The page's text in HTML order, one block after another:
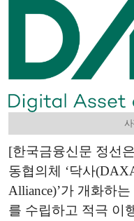
[한국금융신문 정선
동협의체 ‘닥사
Alliance)’가 개화하
를 수립하고 적극 이